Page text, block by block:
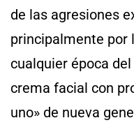
de las agresiones
principalmente por
cualquier época
crema facial con
uno» de nueva